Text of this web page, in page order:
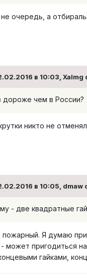
очередь, а
в 10:03, Xalmg
дороже чем в России?
никто не
в 10:05, dmaw
- две квадратные
пожарный. Я думаю
может пригодиться
гайками,